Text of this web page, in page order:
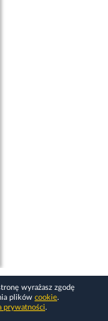
wyrażasz zgodę
plików cookie.
prywatności.